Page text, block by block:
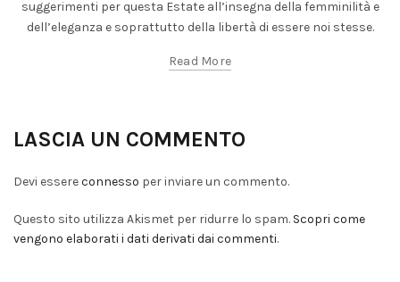
suggerimenti per questa Estate all’insegna della femminilità e
dell’eleganza e soprattutto della libertà di essere noi stesse.
Read More
LASCIA UN COMMENTO
Devi essereconnesso per inviare un commento.
Questo sito utilizza Akismet per ridurre lo spam. Scopri come
vengono elaborati i dati derivati dai commenti.